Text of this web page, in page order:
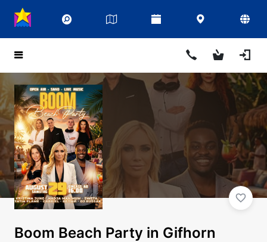
Boom Beach Party in Gifhorn